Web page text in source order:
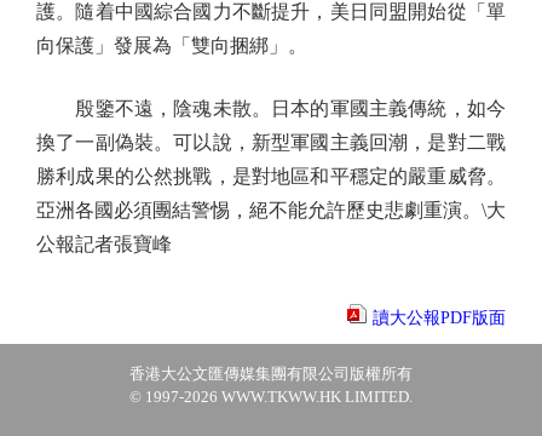
護。隨着中國綜合國力不斷提升，美日同盟開始從「單
向保護」發展為「雙向捆綁」。
殷鑒不遠，陰魂未散。日本的軍國主義傳統，如今
換了一副偽裝。可以說，新型軍國主義回潮，是對二戰
勝利成果的公然挑戰，是對地區和平穩定的嚴重威脅。
亞洲各國必須團結警惕，絕不能允許歷史悲劇重演。\大
公報記者張寶峰
讀大公報PDF版面
香港大公文匯傳媒集團有限公司版權所有
© 1997-2026 WWW.TKWW.HK LIMITED.